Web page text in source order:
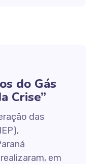
do Gás
Crise”
das
em